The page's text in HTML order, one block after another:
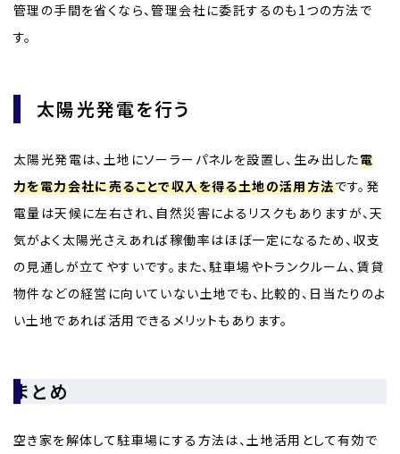
管理の手間を省くなら、管理会社に委託するのも1つの方法で
す。
太陽光発電を行う
太陽光発電は、土地にソーラーパネルを設置し、生み出した電
力を電力会社に売ることで収入を得る土地の活用方法です。発
電量は天候に左右され、自然災害によるリスクもありますが、天
気がよく太陽光さえあれば稼働率はほぼ一定になるため、収支
の見通しが立てやすいです。また、駐車場やトランクルーム、賃貸
物件などの経営に向いていない土地でも、比較的、日当たりのよ
い土地であれば活用できるメリットもあります。
まとめ
空き家を解体して駐車場にする方法は、土地活用として有効で